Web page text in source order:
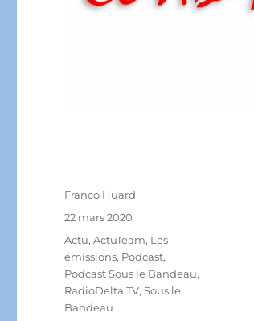
Auteur
Franco Huard
Publié
22 mars 2020
Catégories
Actu,ActuTeam, Les
émissions, Podcast,
Podcast Sous le Bandeau,
RadioDelta TV,Sous le
Bandeau